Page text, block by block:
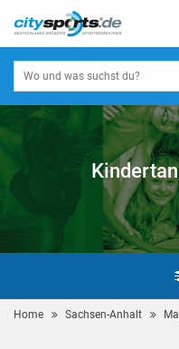
Home Sachsen-Anhalt